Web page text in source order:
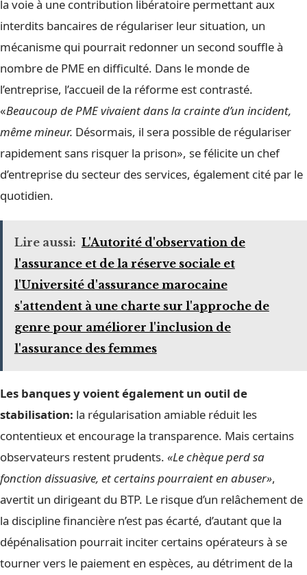
la voie à une contribution libératoire permettant aux
interdits bancaires de régulariser leur situation, un
mécanisme qui pourrait redonner un second souffle à
nombre de PME en difficulté. Dans le monde de
l’entreprise, l’accueil de la réforme est contrasté.
«Beaucoup de PME vivaient dans la crainte d’un incident,
même mineur. Désormais, il sera possible de régulariser
rapidement sans risquer la prison», se félicite un chef
d’entreprise du secteur des services, également cité par le
quotidien.
Lire aussi: L'Autorité d'observation de
l'assurance et de la réserve sociale et
l'Université d'assurance marocaine
s'attendent à une charte sur l'approche de
genre pour améliorer l'inclusion de
l'assurance des femmes
Les banques y voient également un outil de
stabilisation: la régularisation amiable réduit les
contentieux et encourage la transparence. Mais certains
observateurs restent prudents. «Le chèque perd sa
fonction dissuasive, et certains pourraient en abuser»,
avertit un dirigeant du BTP. Le risque d’un relâchement de
la discipline financière n’est pas écarté, d’autant que la
dépénalisation pourrait inciter certains opérateurs à se
tourner vers le paiement en espèces, au détriment de la